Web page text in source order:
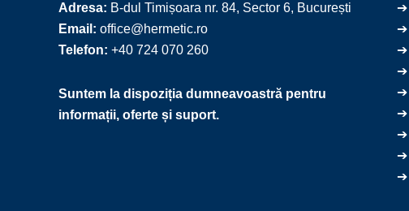
Adresa: B-dul Timișoara nr. 84, Sector 6, București
Email: office@hermetic.ro
Telefon: +‪40 724 070 260‬
Suntem la dispoziția dumneavoastră pentru
informații, oferte și suport.
➔
➔
➔
➔
➔
➔
➔
➔
➔